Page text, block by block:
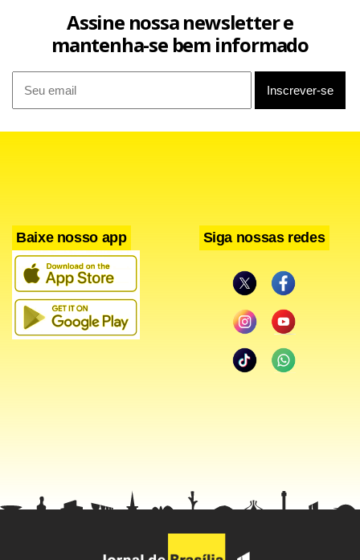
Assine nossa newsletter e
mantenha-se bem informado
Baixe nosso app Siga nossas redes